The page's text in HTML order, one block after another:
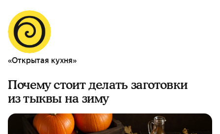
«Открытая кухня»
Почему стоит делать заготовки
из тыквы на зиму